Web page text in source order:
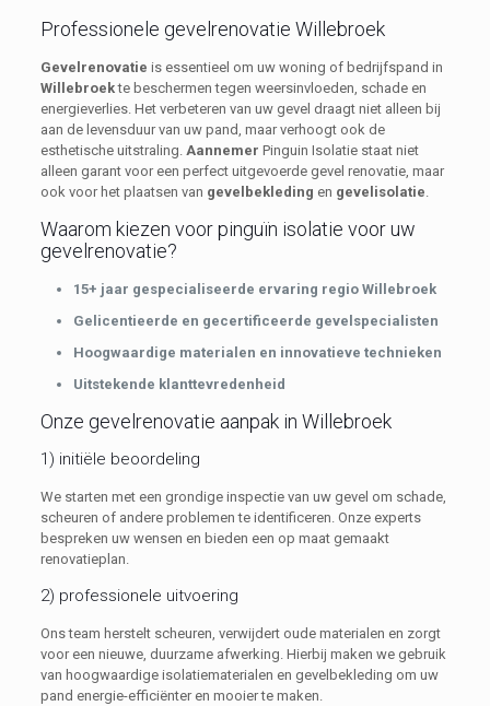
Professionele gevelrenovatie Willebroek
Gevelrenovatie is essentieel om uw woning of bedrijfspand in
Willebroekte beschermen tegen weersinvloeden, schade en
energieverlies. Het verbeteren van uw gevel draagt niet alleen bij
aan de levensduur van uw pand, maar verhoogt ook de
esthetische uitstraling. Aannemer Pinguin Isolatie staat niet
alleen garant voor een perfect uitgevoerde gevel renovatie, maar
ook voor het plaatsen van gevelbekleding en gevelisolatie
Waarom kiezen voor pinguïn isolatie voor uw
gevelrenovatie?
15+ jaar gespecialiseerde ervaring regio Willebroek
Gelicentieerde en gecertificeerde gevelspecialisten
Hoogwaardige materialen en innovatieve technieken
Uitstekende klanttevredenheid
Onze gevelrenovatie aanpak in Willebroek
1) initiële beoordeling
We starten met een grondige inspectie van uw gevel om schade,
scheuren of andere problemen te identificeren. Onze experts
bespreken uw wensen en bieden een op maat gemaakt
renovatieplan.
2) professionele uitvoering
Ons team herstelt scheuren, verwijdert oude materialen en zorgt
voor een nieuwe, duurzame afwerking. Hierbij maken we gebruik
van hoogwaardige isolatiematerialen en gevelbekleding om uw
pand energie-efficiënter en mooier te maken.